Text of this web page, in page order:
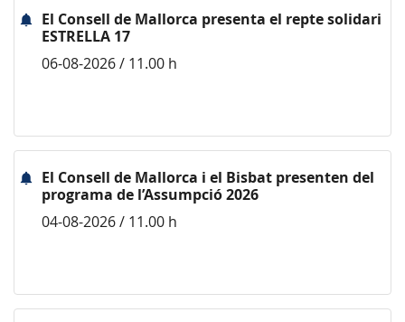
El Consell de Mallorca presenta el repte solidari
ESTRELLA 17
06-08-2026 / 11.00 h
El Consell de Mallorca i el Bisbat presenten del
programa de l’Assumpció 2026
04-08-2026 / 11.00 h